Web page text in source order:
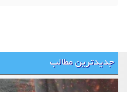
جدیدترین مطالب